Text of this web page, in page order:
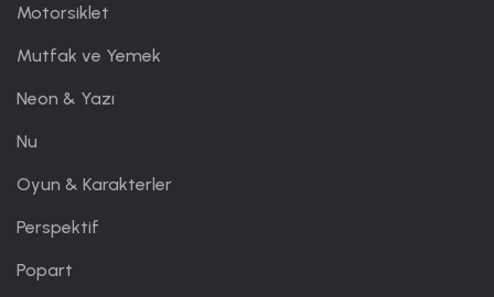
Motorsiklet
Mutfak ve Yemek
Neon & Yazı
Nu
Oyun & Karakterler
Perspektif
Popart